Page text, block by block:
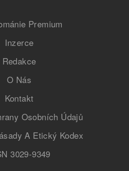
Premium
Inzerce
Redakce
O Nás
Kontakt
Osobních Údajů
A Etický Kodex
3029-9349